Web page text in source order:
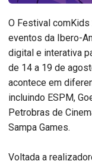
O Festival
eventos da Ibero-
digital e interativa
de 14 a 19 de
acontece em
incluindo ESPM,
Petrobras de
Sampa Games.
Voltada a